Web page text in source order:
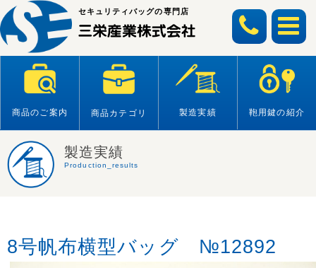
Skip
to
content
セキュリティバッグの専門店
商品のご案内 商品カテゴリ 製造実績 鞄用鍵の紹介
製造実績
Production_results
8号帆布横型バッグ №12892